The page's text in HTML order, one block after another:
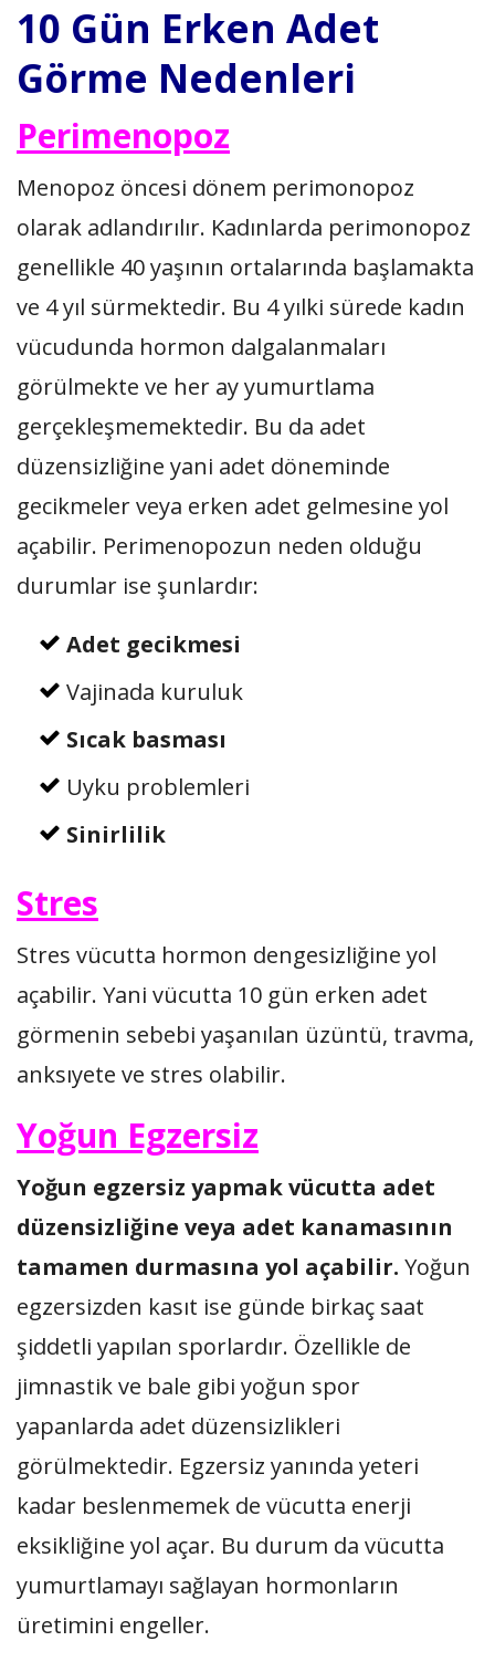
10 Gün Erken Adet
Görme Nedenleri
Perimenopoz
Menopoz öncesi dönem perimonopoz
olarak adlandırılır. Kadınlarda perimonopoz
genellikle 40 yaşının ortalarında başlamakta
ve 4 yıl sürmektedir. Bu 4 yılki sürede kadın
vücudunda hormon dalgalanmaları
görülmekte ve her ay yumurtlama
gerçekleşmemektedir. Bu da adet
düzensizliğine yani adet döneminde
gecikmeler veya erken adet gelmesine yol
açabilir. Perimenopozun neden olduğu
durumlar ise şunlardır:
Adet gecikmesi
Vajinada kuruluk
Sıcak basması
Uyku problemleri
Sinirlilik
Stres
Stres vücutta hormon dengesizliğine yol
açabilir. Yani vücutta 10 gün erken adet
görmenin sebebi yaşanılan üzüntü, travma,
anksıyete ve stres olabilir.
Yoğun Egzersiz
Yoğun egzersiz yapmak vücutta adet
düzensizliğine veya adet kanamasının
tamamen durmasına yol açabilir. Yoğun
egzersizden kasıt ise günde birkaç saat
şiddetli yapılan sporlardır. Özellikle de
jimnastik ve bale gibi yoğun spor
yapanlarda adet düzensizlikleri
görülmektedir. Egzersiz yanında yeteri
kadar beslenmemek de vücutta enerji
eksikliğine yol açar. Bu durum da vücutta
yumurtlamayı sağlayan hormonların
üretimini engeller.